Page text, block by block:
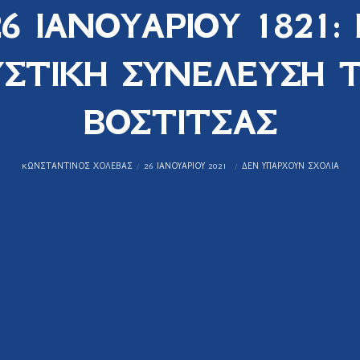
ΙΑΝΟΥΑΡΙΟΥ 1821:
ΣΥΝΕΛΕΥΣΗ
ΒΟΣΤΙΤΣΑΣ
KΩΝΣΤΑΝΤΊΝΟΣ ΧΟΛΈΒΑΣ 26 ΙΑΝΟΥΑΡΊΟΥ 2021 ΔΕΝ ΥΠΆΡΧΟΥΝ ΣΧΌΛΙΑ